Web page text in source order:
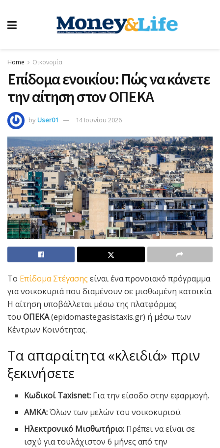
Home Οικονομία
Επίδομα ενοικίου: Πώς να κάνετε
την αίτηση στον ΟΠΕΚΑ
byUser01 14 Ιουνίου 2026
Το Επίδομα Στέγασης είναι ένα προνοιακό πρόγραμμα
για νοικοκυριά που διαμένουν σε μισθωμένη κατοικία.
Η αίτηση υποβάλλεται μέσω της πλατφόρμας
του ΟΠΕΚΑ(epidomastegasistaxis.gr) ή μέσω των
Κέντρων Κοινότητας.
Τα απαραίτητα «κλειδιά» πριν
ξεκινήσετε
Κωδικοί Taxisnet: Για την είσοδο στην εφαρμογή.
ΑΜΚΑ:Όλων των μελών του νοικοκυριού.
Ηλεκτρονικό Μισθωτήριο: Πρέπει να είναι σε
ισχύ για τουλάχιστον 6 μήνες από την